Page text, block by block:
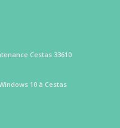
Cestas 33610
10 à Cestas